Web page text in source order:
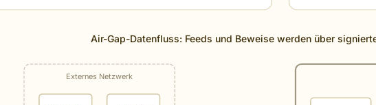
Air-Gap-Datenfluss: Feeds und Beweise werden über
Externes Netzwerk